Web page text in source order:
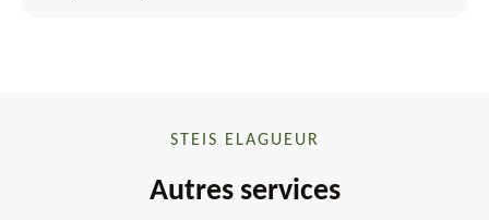
STEIS ELAGUEUR
Autres services